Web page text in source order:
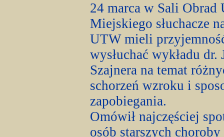
24 marca w Sali Obrad
Miejskiego słuchacze
UTW mieli
wysłuchać wykładu dr.
Szajnera na temat
schorzeń wzroku i
zapobiegania.
Omówił najczęściej
osób starszych choroby